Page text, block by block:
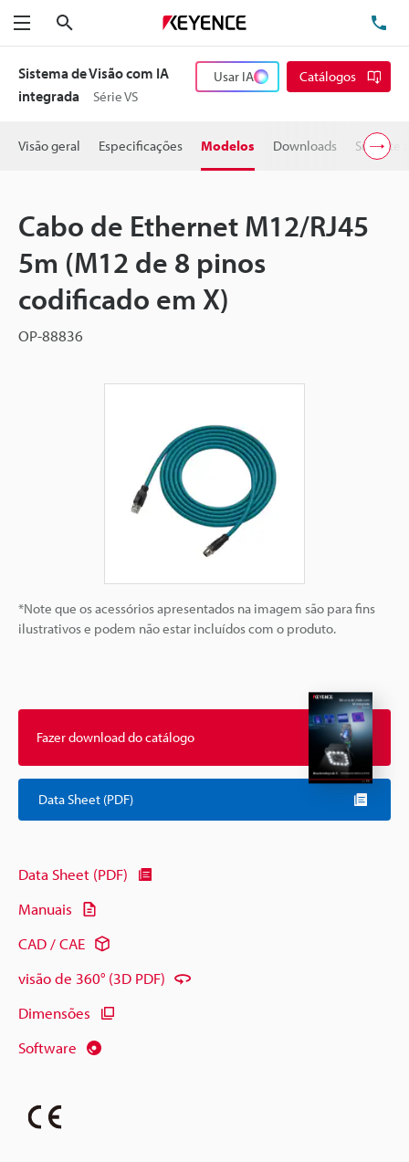
Menu
Sistema de Visão com IA
integrada
Série VS
Usar IA Catálogos
Visão geral Especificações Modelos Downloads Suporte
Cabo de Ethernet M12/RJ45
5m (M12 de 8 pinos
codificado em X)
OP-88836
*Note que os acessórios apresentados na imagem são para fins
ilustrativos e podem não estar incluídos com o produto.
Fazer download do catálogo
Data Sheet (PDF)
Data Sheet (PDF)
Manuais
CAD / CAE
visão de 360° (3D PDF)
Dimensões
Software